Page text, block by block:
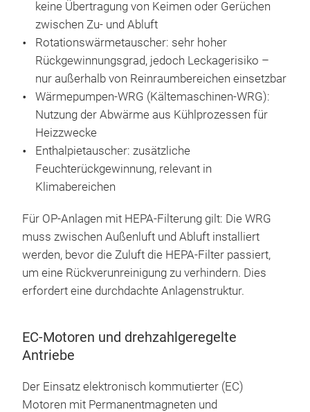
keine Übertragung von Keimen oder Gerüchen
zwischen Zu- und Abluft
Rotationswärmetauscher: sehr hoher
Rückgewinnungsgrad, jedoch Leckagerisiko –
nur außerhalb von Reinraumbereichen einsetzbar
Wärmepumpen-WRG (Kältemaschinen-WRG):
Nutzung der Abwärme aus Kühlprozessen für
Heizzwecke
Enthalpietauscher: zusätzliche
Feuchterückgewinnung, relevant in
Klimabereichen
Für OP-Anlagen mit HEPA-Filterung gilt: Die WRG
muss zwischen Außenluft und Abluft installiert
werden, bevor die Zuluft die HEPA-Filter passiert,
um eine Rückverunreinigung zu verhindern. Dies
erfordert eine durchdachte Anlagenstruktur.
EC-Motoren und drehzahlgeregelte
Antriebe
Der Einsatz elektronisch kommutierter (EC)
Motoren mit Permanentmagneten und